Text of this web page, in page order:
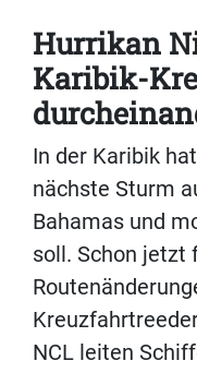
Hurrikan
Karibik-
In der Karibik
nächste Sturm
Bahamas und
soll. Schon jetzt
NCL leiten